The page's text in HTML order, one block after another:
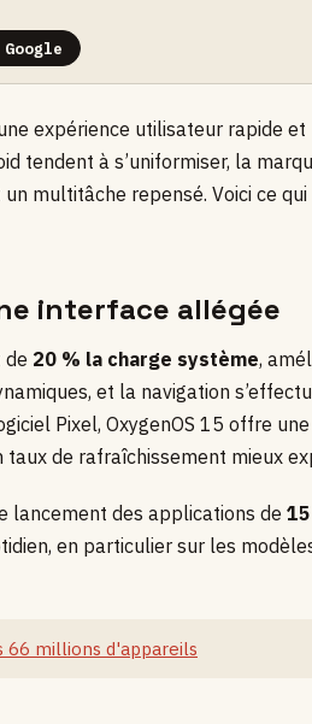
expérience utilisateur rapide et
tendent à s’uniformiser, la
multitâche repensé. Voici ce qui
interface allégée
de 20 % la charge système,
et la navigation
Pixel, OxygenOS 15 offre une
de rafraîchissement mieux
lancement des applications de
en particulier sur les
66 millions d'appareils